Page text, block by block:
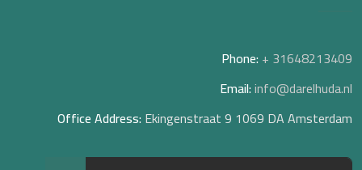
Phone: + 31648213409
Email:info@darelhuda.nl
Office Address: Ekingenstraat 9 1069 DA Amsterdam